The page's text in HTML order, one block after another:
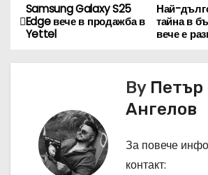
Н
а
Най-
тайна в
вече е
Samsung Galaxy S25
Edge вече в продажба в
Yettel
By Петър
Ангелов
За повече
контакт: